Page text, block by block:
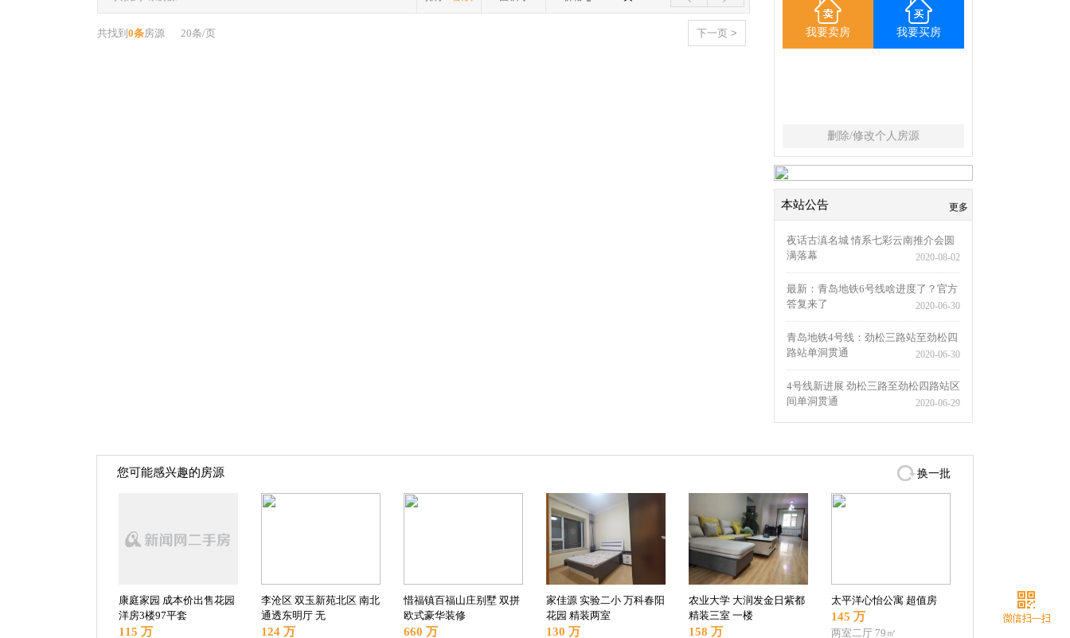
共找到 0条房源 20条/页 下一页 > 我要卖房 我要买房
1
删除/修改个人房源
本站公告 更多
夜话古滇名城 情系七彩云南推介会圆
满落幕 2020-08-02
最新：青岛地铁6号线啥进度了？官方
答复来了 2020-06-30
青岛地铁4号线：劲松三路站至劲松四
路站单洞贯通 2020-06-30
4号线新进展 劲松三路至劲松四路站区
间单洞贯通 2020-06-29
您可能感兴趣的房源 换一批
康庭家园 成本价出售花园
洋房3楼97平套
115 万
李沧区 双玉新苑北区 南北
通透东明厅 无
124 万
惜福镇百福山庄别墅 双拼
欧式豪华装修
660 万
家佳源 实验二小 万科春阳
花园 精装两室
130 万
农业大学 大润发金日紫都
精装三室 一楼
158 万
太平洋心怡公寓 超值房
145 万
两室二厅 79㎡